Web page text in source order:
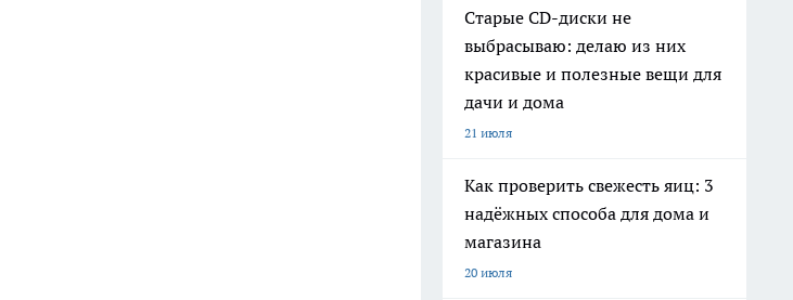
Старые CD-диски не
выбрасываю: делаю из них
красивые и полезные вещи для
дачи и дома
21 июля
Как проверить свежесть яиц: 3
надёжных способа для дома и
магазина
20 июля